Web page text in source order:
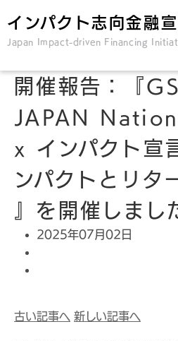
インパクト志向金融
Japan Impact-driven Financing
開催報告：『
JAPAN
x インパクト宣
ンパクトとリタ
』を開催しまし
2025年07月02日
古い記事へ 新しい記事へ